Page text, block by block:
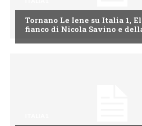
Tornano Le Iene su Italia 1,
fianco di Nicola Savino e